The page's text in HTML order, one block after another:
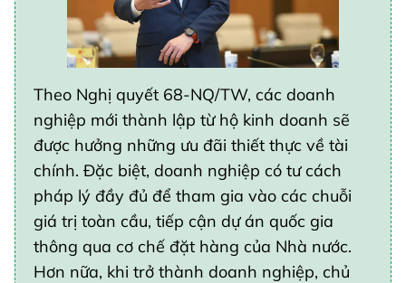
Theo Nghị quyết 68-NQ/TW, các doanh
nghiệp mới thành lập từ hộ kinh doanh sẽ
được hưởng những ưu đãi thiết thực về tài
chính. Đặc biệt, doanh nghiệp có tư cách
pháp lý đầy đủ để tham gia vào các chuỗi
giá trị toàn cầu, tiếp cận dự án quốc gia
thông qua cơ chế đặt hàng của Nhà nước.
Hơn nữa, khi trở thành doanh nghiệp, chủ